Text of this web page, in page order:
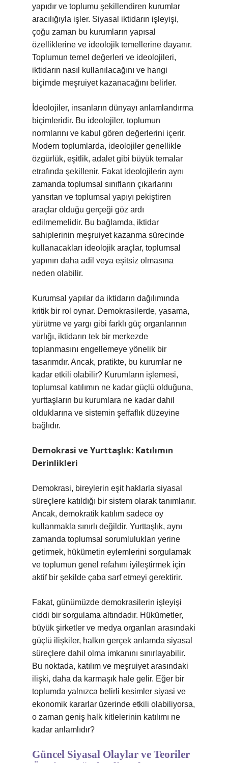
yapıdır ve toplumu şekillendiren kurumlar
aracılığıyla işler. Siyasal iktidarın işleyişi,
çoğu zaman bu kurumların yapısal
özelliklerine ve ideolojik temellerine dayanır.
Toplumun temel değerleri ve ideolojileri,
iktidarın nasıl kullanılacağını ve hangi
biçimde meşruiyet kazanacağını belirler.
İdeolojiler, insanların dünyayı anlamlandırma
biçimleridir. Bu ideolojiler, toplumun
normlarını ve kabul gören değerlerini içerir.
Modern toplumlarda, ideolojiler genellikle
özgürlük, eşitlik, adalet gibi büyük temalar
etrafında şekillenir. Fakat ideolojilerin aynı
zamanda toplumsal sınıfların çıkarlarını
yansıtan ve toplumsal yapıyı pekiştiren
araçlar olduğu gerçeği göz ardı
edilmemelidir. Bu bağlamda, iktidar
sahiplerinin meşruiyet kazanma sürecinde
kullanacakları ideolojik araçlar, toplumsal
yapının daha adil veya eşitsiz olmasına
neden olabilir.
Kurumsal yapılar da iktidarın dağılımında
kritik bir rol oynar. Demokrasilerde, yasama,
yürütme ve yargı gibi farklı güç organlarının
varlığı, iktidarın tek bir merkezde
toplanmasını engellemeye yönelik bir
tasarımdır. Ancak, pratikte, bu kurumlar ne
kadar etkili olabilir? Kurumların işlemesi,
toplumsal katılımın ne kadar güçlü olduğuna,
yurttaşların bu kurumlara ne kadar dahil
olduklarına ve sistemin şeffaflık düzeyine
bağlıdır.
Demokrasi ve Yurttaşlık: Katılımın
Derinlikleri
Demokrasi, bireylerin eşit haklarla siyasal
süreçlere katıldığı bir sistem olarak tanımlanır.
Ancak, demokratik katılım sadece oy
kullanmakla sınırlı değildir. Yurttaşlık, aynı
zamanda toplumsal sorumlulukları yerine
getirmek, hükümetin eylemlerini sorgulamak
ve toplumun genel refahını iyileştirmek için
aktif bir şekilde çaba sarf etmeyi gerektirir.
Fakat, günümüzde demokrasilerin işleyişi
ciddi bir sorgulama altındadır. Hükümetler,
büyük şirketler ve medya organları arasındaki
güçlü ilişkiler, halkın gerçek anlamda siyasal
süreçlere dahil olma imkanını sınırlayabilir.
Bu noktada, katılım ve meşruiyet arasındaki
ilişki, daha da karmaşık hale gelir. Eğer bir
toplumda yalnızca belirli kesimler siyasi ve
ekonomik kararlar üzerinde etkili olabiliyorsa,
o zaman geniş halk kitlelerinin katılımı ne
kadar anlamlıdır?
Güncel Siyasal Olaylar ve Teoriler